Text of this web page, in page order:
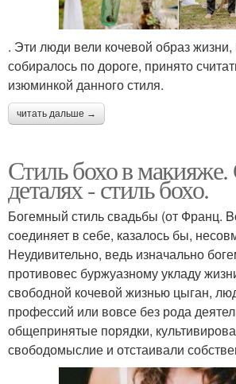
. Эти люди вели кочевой образ жизни,
собиралось по дороге, принято
изюминкой данного стиля.
читать дальше →
Стиль бохо в макияже.
деталях - стиль бохо.
Богемный стиль свадьбы (от Франц.
соединяет в себе, казалось бы,
Неудивительно, ведь изначально
противовес буржуазному укладу
свободной кочевой жизнью цыган,
профессий или вовсе без рода
общепринятые порядки,
свободомыслие и отстаивали